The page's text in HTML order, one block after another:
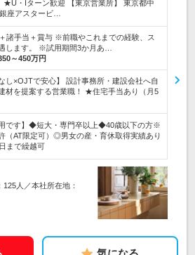
・Iターン歓迎 【東京営業所】 東京都中
座アスタービ…
諸手当＋賞与 ※前職やこれまでの経験、ス
します。 ※試用期間3か月あ…
～450万円
し×OJTで安心】 設計事務所・建設会社へ自
材を提案する営業職！ ★住宅手当あり（月5
用です】◆短大・専門卒以上◆40歳以下の方※
（AT限定可）◎男女の産・育休取得実績あり
まで繰越可
人／本社所在地：